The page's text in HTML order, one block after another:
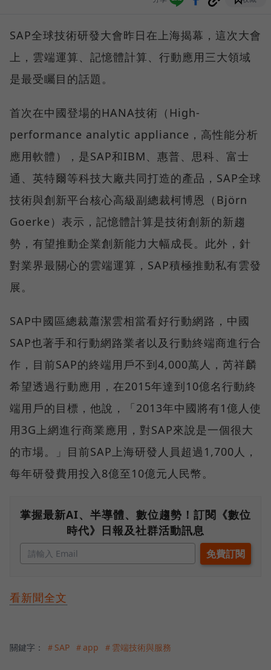
SAP全球技術研發大會昨日在上海揭幕，這次大會
上，雲端運算、記憶體計算、行動應用三大領域
是最受矚目的話題。
首次在中國登場的HANA技術（High-
performance analytic appliance，高性能分析
應用軟體），是SAP和IBM、惠普、思科、富士
通、英特爾等科技大廠共同打造的產品，SAP全球
技術與創新平台核心高級副總裁柯博恩（Björn
Goerke）表示，記憶體計算是技術創新的新趨
勢，有望推動企業創新能力大幅成長。此外，針
對業界最關心的雲端運算，SAP積極推動私有雲發
展。
SAP中國區總裁蕭潔雲相當看好行動網路，中國
SAP也著手和行動網路業者以及行動終端商進行合
作，目前SAP的終端用戶不到4,000萬人，芮祥麟
希望透過行動應用，在2015年達到10億名行動終
端用戶的目標，他說，「2013年中國將有1億人使
用3G上網進行商業應用，對SAP來說是一個很大
的市場。」目前SAP上海研發人員超過1,700人，
每年研發費用投入8億至10億元人民幣。
掌握最新AI、半導體、數位趨勢！訂閱《數位
時代》日報及社群活動訊息
看新聞全文
關鍵字： ＃SAP ＃app ＃雲端技術與服務